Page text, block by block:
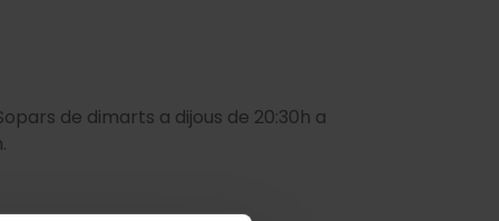
de dimarts a dijous de 20:30h a